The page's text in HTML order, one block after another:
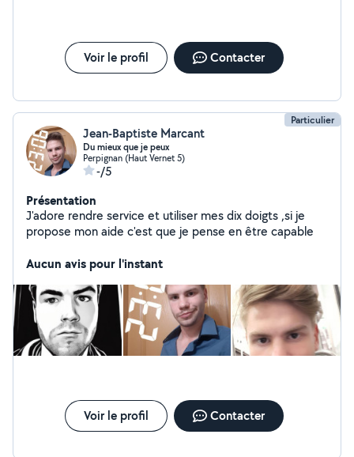
Voir le profil Contacter
Particulier
Jean-Baptiste Marcant
Du mieux que je peux
Perpignan (Haut Vernet 5)
-/5
Présentation
J'adore rendre service et utiliser mes dix doigts ,si je
propose mon aide c'est que je pense en être capable
Aucun avis pour l'instant
Voir le profil Contacter